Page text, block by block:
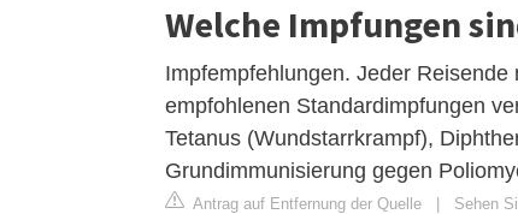
Welche Impfungen
Impfempfehlungen. Jeder
empfohlenen Standardimpfungen
Tetanus (Wundstarrkrampf),
Grundimmunisierung gegen
Antrag auf Entfernung der Quelle Sehen